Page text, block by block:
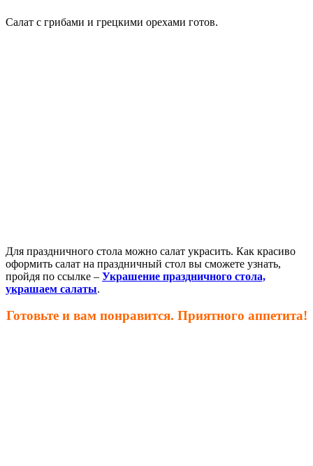
Салат с грибами и грецкими орехами готов.
Для праздничного стола можно салат украсить. Как красиво
оформить салат на праздничный стол вы сможете узнать,
пройдя по ссылке – Украшение праздничного стола,
украшаем салаты.
Готовьте и вам понравится. Приятного аппетита!